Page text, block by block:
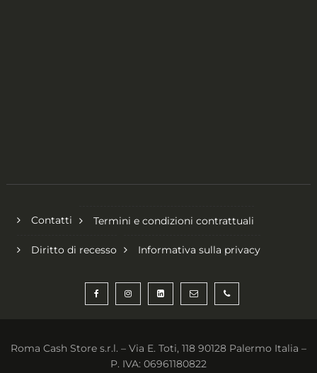
Contatti Termini e condizioni contrattuali
Diritto di recesso Informativa sulla privacy
Roma Cash Store s.r.l. – Via E. Toti, 118 90128 Palermo Italia –
P. IVA: 06961180822